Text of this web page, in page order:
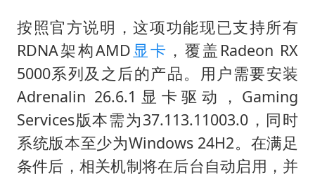
按照官方说明，这项功能现已支持所有
RDNA架构AMD 显卡 ，覆盖Radeon RX
5000系列及之后的产品。用户需要安装
Adrenalin 26.6.1显卡驱动，Gaming
Services版本需为37.113.11003.0，同时
系统版本至少为Windows 24H2。在满足
条件后，相关机制将在后台自动启用，并